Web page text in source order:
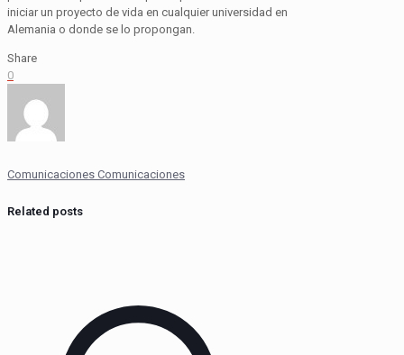
iniciar un proyecto de vida en cualquier universidad en
Alemania o donde se lo propongan.
Share
0
Comunicaciones Comunicaciones
Related posts